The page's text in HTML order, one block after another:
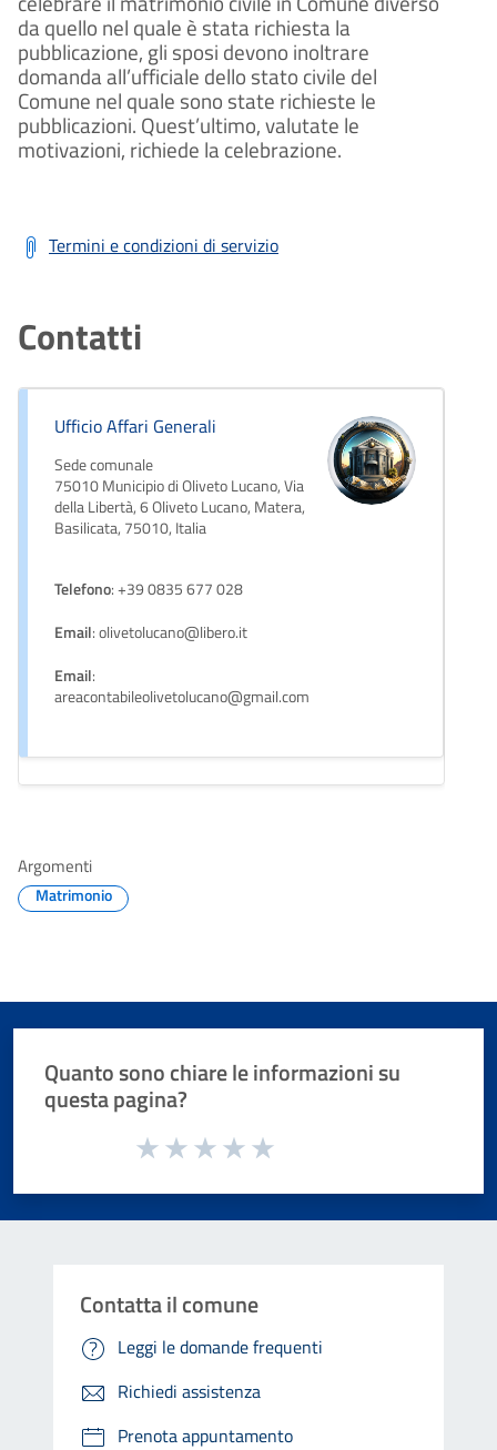
da quello nel quale è stata richiesta la
pubblicazione, gli sposi devono inoltrare
domanda all’ufficiale dello stato civile del
Comune nel quale sono state richieste le
pubblicazioni. Quest’ultimo, valutate le
motivazioni, richiede la celebrazione.
Termini e condizioni di servizio
Contatti
Ufficio Affari Generali
Sede comunale
75010 Municipio di Oliveto Lucano, Via
della Libertà, 6 Oliveto Lucano, Matera,
Basilicata, 75010, Italia
Telefono: +39 0835 677 028
Email: olivetolucano@libero.it
Email:
areacontabileolivetolucano@gmail.com
Argomenti
Matrimonio
Quanto sono chiare le informazioni su
questa pagina?
Valuta da 1 a 5 stelle la pagina
Contatta il comune
Leggi le domande frequenti
Richiedi assistenza
Prenota appuntamento